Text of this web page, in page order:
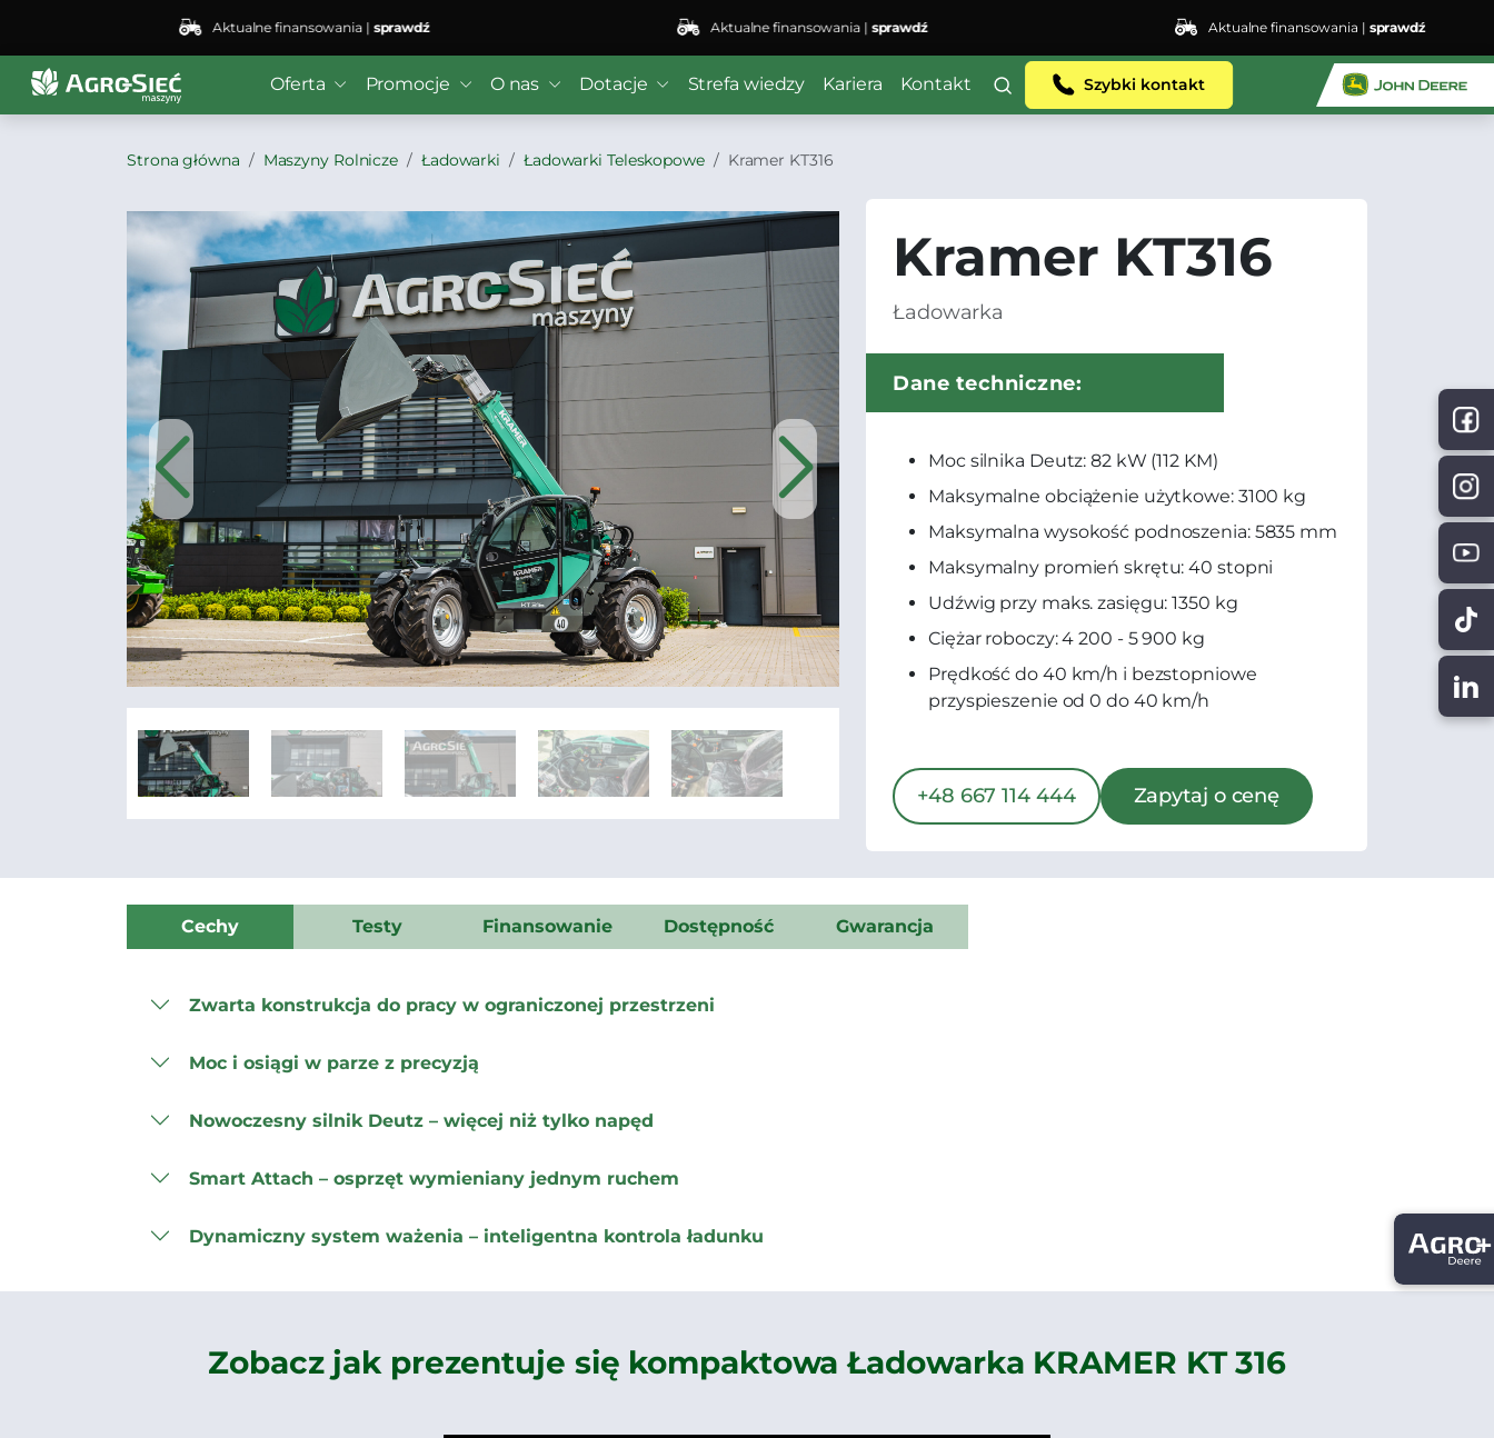
Aktualne finansowania |sprawdź Aktualne finansowania |sprawdź Aktualne finansowania |sprawdź
Oferta Promocje O nas Dotacje Strefa wiedzy Kariera Kontakt Szybki kontakt
Strona główna Maszyny Rolnicze Ładowarki Ładowarki Teleskopowe Kramer KT316
Kramer KT316
Ładowarka
Dane techniczne:
Moc silnika Deutz: 82 kW (112 KM)
Maksymalne obciążenie użytkowe: 3100 kg
Maksymalna wysokość podnoszenia: 5835 mm
Maksymalny promień skrętu: 40 stopni
Udźwig przy maks. zasięgu: 1350 kg
Ciężar roboczy: 4 200 - 5 900 kg
Prędkość do 40 km/h i bezstopniowe
przyspieszenie od 0 do 40 km/h
+48 667 114 444 Zapytaj o cenę
Cechy Testy Finansowanie Dostępność Gwarancja
Zwarta konstrukcja do pracy w ograniczonej przestrzeni
Moc i osiągi w parze z precyzją
Nowoczesny silnik Deutz – więcej niż tylko napęd
Smart Attach – osprzęt wymieniany jednym ruchem
Dynamiczny system ważenia – inteligentna kontrola ładunku
Zobacz jak prezentuje się kompaktowa Ładowarka KRAMER KT 316